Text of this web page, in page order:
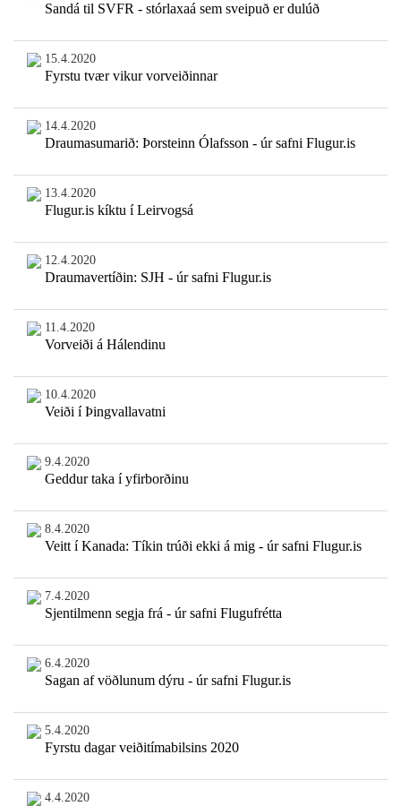
Sandá til SVFR - stórlaxaá sem sveipuð er dulúð
15.4.2020
Fyrstu tvær vikur vorveiðinnar
14.4.2020
Draumasumarið: Þorsteinn Ólafsson - úr safni Flugur.is
13.4.2020
Flugur.is kíktu í Leirvogsá
12.4.2020
Draumavertíðin: SJH - úr safni Flugur.is
11.4.2020
Vorveiði á Hálendinu
10.4.2020
Veiði í Þingvallavatni
9.4.2020
Geddur taka í yfirborðinu
8.4.2020
Veitt í Kanada: Tíkin trúði ekki á mig - úr safni Flugur.is
7.4.2020
Sjentilmenn segja frá - úr safni Flugufrétta
6.4.2020
Sagan af vöðlunum dýru - úr safni Flugur.is
5.4.2020
Fyrstu dagar veiðitímabilsins 2020
4.4.2020